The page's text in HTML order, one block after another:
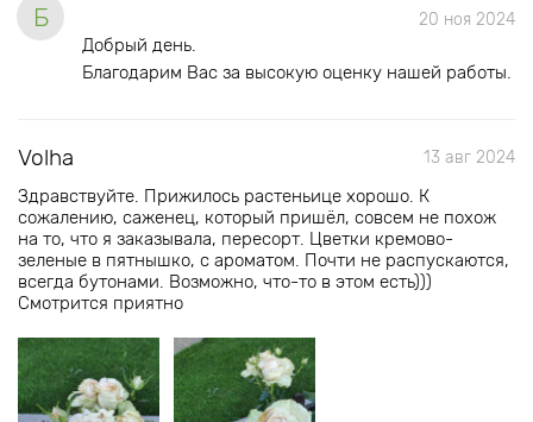
Б 20 ноя 2024
Добрый день.
Благодарим Вас за высокую оценку нашей работы.
Volha 13 авг 2024
Здравствуйте. Прижилось растеньице хорошо. К
сожалению, саженец, который пришёл, совсем не похож
на то, что я заказывала, пересорт. Цветки кремово-
зеленые в пятнышко, с ароматом. Почти не распускаются,
всегда бутонами. Возможно, что-то в этом есть)))
Смотрится приятно